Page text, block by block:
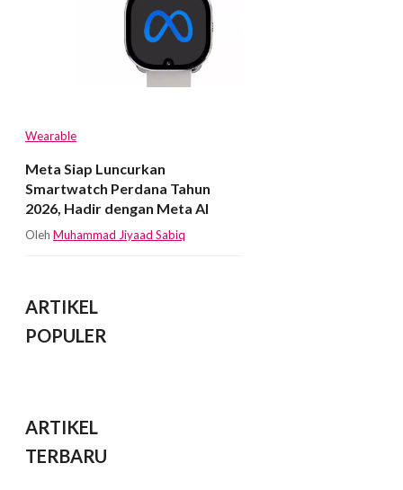
Wearable
Meta Siap Luncurkan
Smartwatch Perdana Tahun
2026, Hadir dengan Meta AI
Oleh Muhammad Jiyaad Sabiq
ARTIKEL
POPULER
ARTIKEL
TERBARU